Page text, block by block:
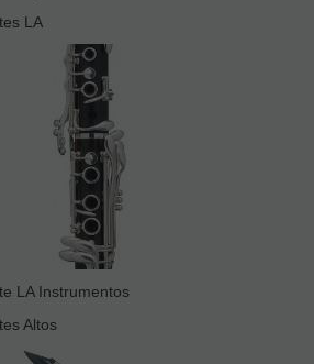
LA
LA Instrumentos
Altos